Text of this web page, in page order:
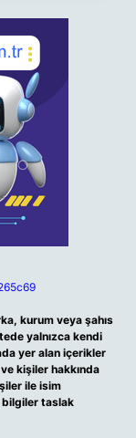
kurum veya şahıs
yalnızca kendi
yer alan içerikler
kişiler hakkında
ile isim
taslak